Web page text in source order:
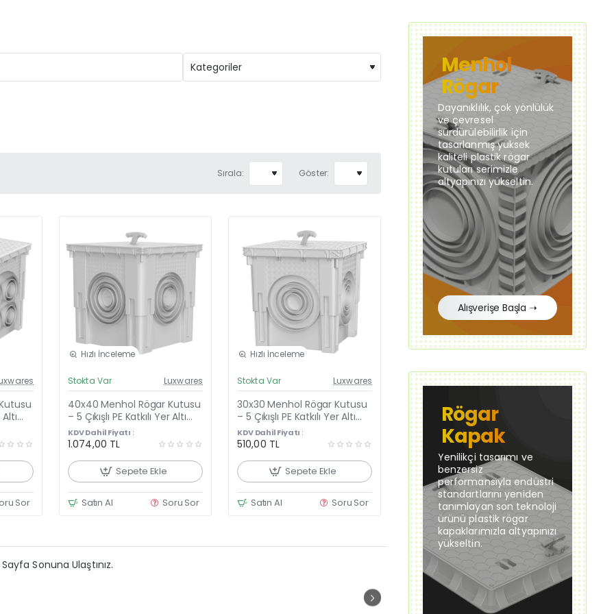
Sırala: Göster:
Ürün
Altı
Sor
Hızlı İnceleme
Yeni Ürün
Stokta Var Luxwares
40x40 Menhol Rögar Kutusu
– 5 Çıkışlı PE Katkılı Yer Altı
Buatı, Kulplu Düz Kapaklı
Kutu
KDV Dahil Fiyatı :
1.074,00 TL
Sepete Ekle
Satın Al Soru Sor
Hızlı İnceleme
Yeni Ürün
Stokta Var Luxwares
30x30 Menhol Rögar Kutusu
– 5 Çıkışlı PE Katkılı Yer Altı
Buatı, Kulplu Düz Kapaklı
Kutu
KDV Dahil Fiyatı :
510,00 TL
Sepete Ekle
Satın Al Soru Sor
Sayfa Sonuna Ulaştınız.
Menhol
Rögar
Dayanıklılık, çok yönlülük
ve çevresel
sürdürülebilirlik için
tasarlanmış yüksek
kaliteli plastik rögar
kutuları serimizle
altyapınızı yükseltin.
Alışverişe Başla ➝
Rögar
Kapak
Yenilikçi tasarımı ve
benzersiz
performansıyla endüstri
standartlarını yeniden
tanımlayan son teknoloji
ürünü plastik rögar
kapaklarımızla altyapınızı
yükseltin.